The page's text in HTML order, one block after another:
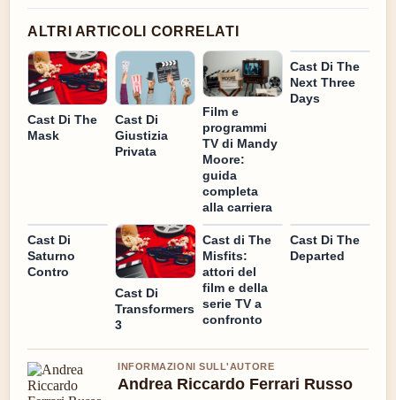
ALTRI ARTICOLI CORRELATI
Cast Di The
Mask
Cast Di
Giustizia
Privata
Film e
programmi
TV di Mandy
Moore:
guida
completa
alla carriera
Cast Di The
Next Three
Days
Cast Di
Saturno
Contro
Cast Di
Transformers
3
Cast di The
Misfits:
attori del
film e della
serie TV a
confronto
Cast Di The
Departed
INFORMAZIONI SULL'AUTORE
Andrea Riccardo Ferrari Russo